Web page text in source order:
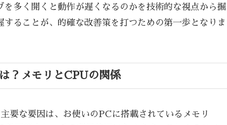
多く開くと動作が遅くなるのかを技術的な視点から掘
ることが、的確な改善策を打つための第一歩となりま
？メモリとCPUの関係
要な要因は、お使いのPCに搭載されているメモリ